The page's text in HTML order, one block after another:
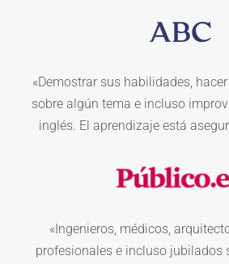
«Demostrar sus habilidades,
sobre algún tema e incluso
inglés. El aprendizaje está
«Ingenieros, médicos,
profesionales e incluso jubilados